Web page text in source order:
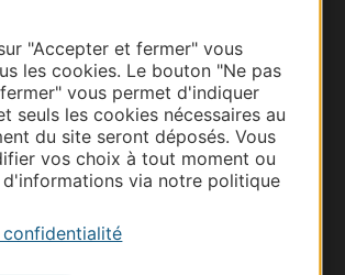
"Accepter et fermer" vous
les cookies. Le bouton "Ne pas
vous permet d'indiquer
seuls les cookies nécessaires au
du site seront déposés. Vous
vos choix à tout moment ou
via notre politique
et d'influence